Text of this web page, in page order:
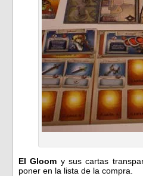
El Gloom y sus cartas
poner en la lista de la compra.